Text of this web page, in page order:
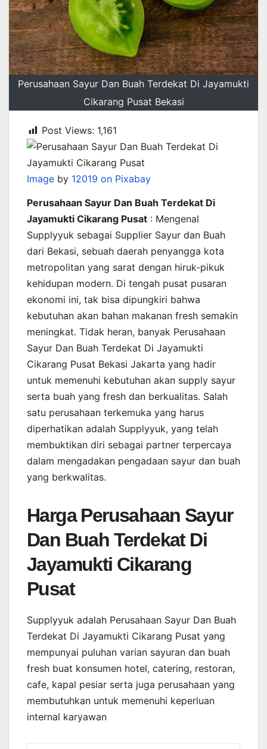
Perusahaan Sayur Dan Buah Terdekat Di Jayamukti
Cikarang Pusat Bekasi
Post Views: 1,161
Image by 12019 on Pixabay
Perusahaan Sayur Dan Buah Terdekat Di
Jayamukti Cikarang Pusat : Mengenal
Supplyyuk sebagai Supplier Sayur dan Buah
dari Bekasi, sebuah daerah penyangga kota
metropolitan yang sarat dengan hiruk-pikuk
kehidupan modern. Di tengah pusat pusaran
ekonomi ini, tak bisa dipungkiri bahwa
kebutuhan akan bahan makanan fresh semakin
meningkat. Tidak heran, banyak Perusahaan
Sayur Dan Buah Terdekat Di Jayamukti
Cikarang Pusat Bekasi Jakarta yang hadir
untuk memenuhi kebutuhan akan supply sayur
serta buah yang fresh dan berkualitas. Salah
satu perusahaan terkemuka yang harus
diperhatikan adalah Supplyyuk, yang telah
membuktikan diri sebagai partner terpercaya
dalam mengadakan pengadaan sayur dan buah
yang berkwalitas.
Harga Perusahaan Sayur
Dan Buah Terdekat Di
Jayamukti Cikarang
Pusat
Supplyyuk adalah Perusahaan Sayur Dan Buah
Terdekat Di Jayamukti Cikarang Pusat yang
mempunyai puluhan varian sayuran dan buah
fresh buat konsumen hotel, catering, restoran,
cafe, kapal pesiar serta juga perusahaan yang
membutuhkan untuk memenuhi keperluan
internal karyawan